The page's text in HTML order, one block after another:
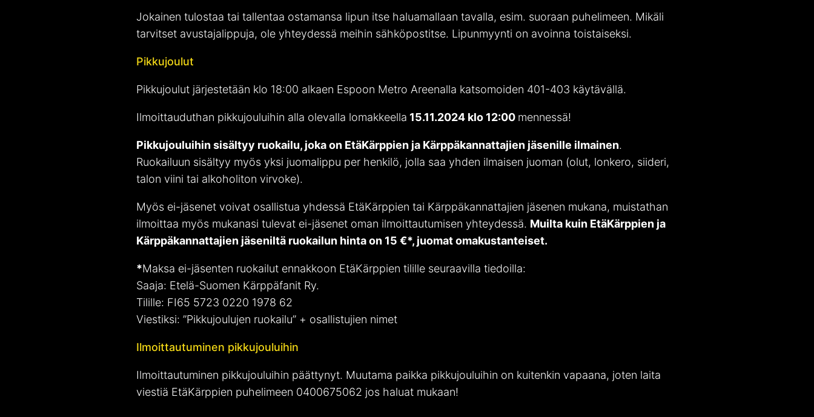
Jokainen tulostaa tai tallentaa ostamansa lipun itse haluamallaan tavalla, esim. suoraan puhelimeen. Mikäli
tarvitset avustajalippuja, ole yhteydessä meihin sähköpostitse. Lipunmyynti on avoinna toistaiseksi.
Pikkujoulut
Pikkujoulut järjestetään klo 18:00 alkaen Espoon Metro Areenalla katsomoiden 401-403 käytävällä.
Ilmoittauduthan pikkujouluihin alla olevalla lomakkeella 15.11.2024 klo 12:00 mennessä!
Pikkujouluihin sisältyy ruokailu, joka on EtäKärppien ja Kärppäkannattajien jäsenille ilmainen.
Ruokailuun sisältyy myös yksi juomalippu per henkilö, jolla saa yhden ilmaisen juoman (olut, lonkero, siideri,
talon viini tai alkoholiton virvoke).
Myös ei-jäsenet voivat osallistua yhdessä EtäKärppien tai Kärppäkannattajien jäsenen mukana, muistathan
ilmoittaa myös mukanasi tulevat ei-jäsenet oman ilmoittautumisen yhteydessä. Muilta kuin EtäKärppien ja
Kärppäkannattajien jäseniltä ruokailun hinta on 15 €*, juomat omakustanteiset.
*Maksa ei-jäsenten ruokailut ennakkoon EtäKärppien tilille seuraavilla tiedoilla:
Saaja: Etelä-Suomen Kärppäfanit Ry.
Tilille: FI65 5723 0220 1978 62
Viestiksi: ”Pikkujoulujen ruokailu” + osallistujien nimet
Ilmoittautuminen pikkujouluihin
Ilmoittautuminen pikkujouluihin päättynyt. Muutama paikka pikkujouluihin on kuitenkin vapaana, joten laita
viestiä EtäKärppien puhelimeen 0400675062 jos haluat mukaan!